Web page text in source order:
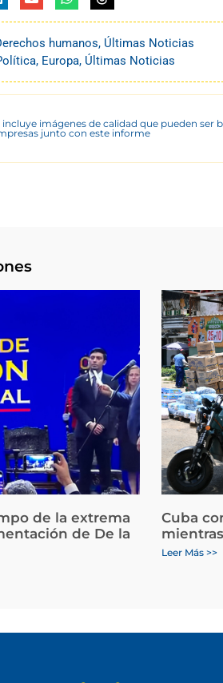
humanos, Últimas Noticias
, Europa, Últimas Noticias
imágenes de calidad que pueden ser
junto con este informe
de la extrema
de De la
Cuba
Leer Más >>